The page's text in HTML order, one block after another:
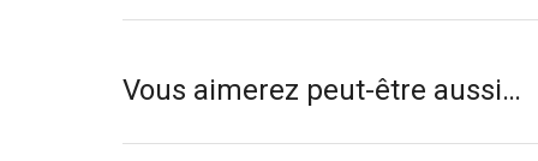
Vous aimerez peut-être aussi…